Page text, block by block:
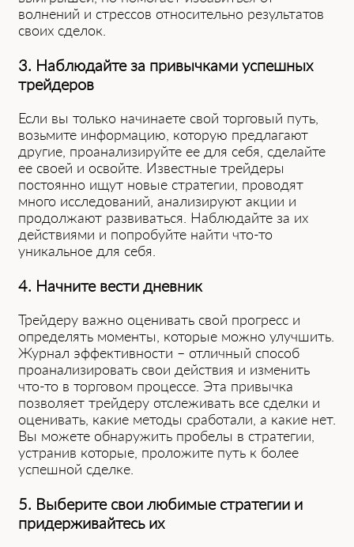
волнений и стрессов относительно результатов
своих сделок.
3. Наблюдайте за привычками успешных
трейдеров
Если вы только начинаете свой торговый путь,
возьмите информацию, которую предлагают
другие, проанализируйте ее для себя, сделайте
ее своей и освойте. Известные трейдеры
постоянно ищут новые стратегии, проводят
много исследований, анализируют акции и
продолжают развиваться. Наблюдайте за их
действиями и попробуйте найти что-то
уникальное для себя.
4. Начните вести дневник
Трейдеру важно оценивать свой прогресс и
определять моменты, которые можно улучшить.
Журнал эффективности – отличный способ
проанализировать свои действия и изменить
что-то в торговом процессе. Эта привычка
позволяет трейдеру отслеживать все сделки и
оценивать, какие методы сработали, а какие нет.
Вы можете обнаружить пробелы в стратегии,
устранив которые, проложите путь к более
успешной сделке.
5. Выберите свои любимые стратегии и
придерживайтесь их